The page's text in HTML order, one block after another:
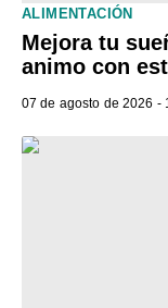
ALIMENTACIÓN
Mejora tu
animo con
07 de agosto de 2026 -